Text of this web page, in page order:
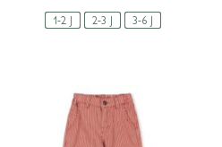
1-2 J 2-3 J 3-6 J